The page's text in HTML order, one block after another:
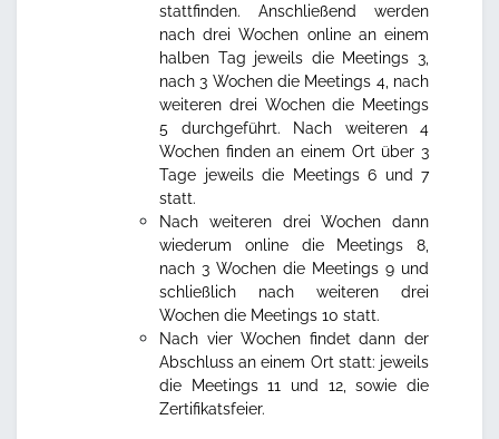
stattfinden. Anschließend werden
nach drei Wochen online an einem
halben Tag jeweils die Meetings 3,
nach 3 Wochen die Meetings 4, nach
weiteren drei Wochen die Meetings
5 durchgeführt. Nach weiteren 4
Wochen finden an einem Ort über 3
Tage jeweils die Meetings 6 und 7
statt.
Nach weiteren drei Wochen dann
wiederum online die Meetings 8,
nach 3 Wochen die Meetings 9 und
schließlich nach weiteren drei
Wochen die Meetings 10 statt.
Nach vier Wochen findet dann der
Abschluss an einem Ort statt: jeweils
die Meetings 11 und 12, sowie die
Zertifikatsfeier.